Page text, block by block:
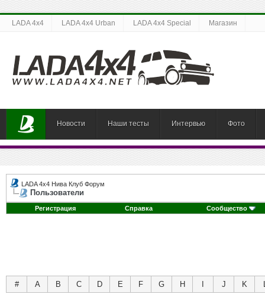
LADA 4x4 LADA 4x4 Urban LADA 4x4 Special Магазин
Новости Наши тесты Интервью Фото
LADA 4x4 Нива Клуб Форум
Пользователи
Регистрация Справка Сообщество
# A B C D E F G H J K